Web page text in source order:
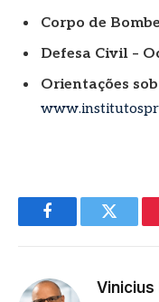
Corpo de
Defesa Civil –
Orientações
FacebookTwitter